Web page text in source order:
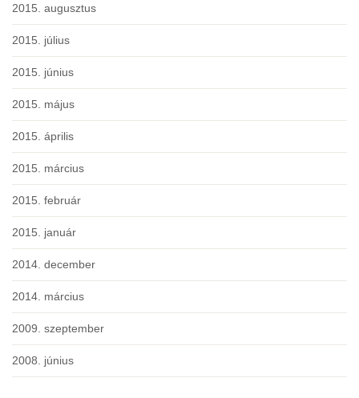
2015. augusztus
2015. július
2015. június
2015. május
2015. április
2015. március
2015. február
2015. január
2014. december
2014. március
2009. szeptember
2008. június